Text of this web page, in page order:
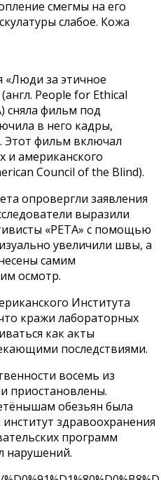
смегмы на его
слабое. Кожа
«Люди за этичное
People for Ethical
сняла фильм под
в него кадры,
Этот фильм включал
и американского
Council of the Blind).
опровергли заявления
выразили
«PETA» с помощью
увеличили швы, а
самим
осмотр.
Института
кражи лабораторных
как акты
последствиями.
восемь из
приостановлены.
обезьян была
здравоохранения
программ
нарушений.